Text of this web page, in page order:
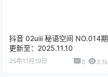
抖音 02uiii 秘语空间 NO.014期
更新至：2025.11.10
25年11月19日 0 3.1k